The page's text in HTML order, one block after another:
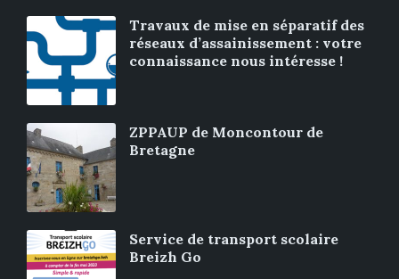
Travaux de mise en séparatif des
réseaux d’assainissement : votre
connaissance nous intéresse !
ZPPAUP de Moncontour de
Bretagne
Service de transport scolaire
Breizh Go